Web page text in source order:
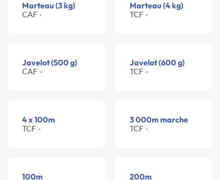
Marteau (3 kg)
CAF -
Marteau (4 kg)
TCF -
Javelot (500 g)
CAF -
Javelot (600 g)
TCF -
4 x 100m
TCF -
3 000m marche
TCF -
100m 200m